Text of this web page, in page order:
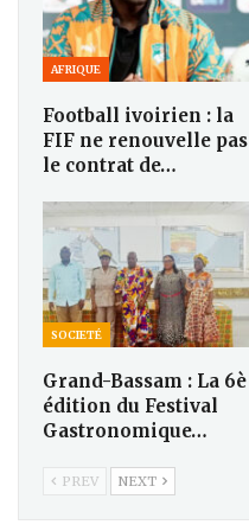
AFRIQUE
Football ivoirien : la
FIF ne renouvelle pas
le contrat de…
SOCIETÉ
Grand-Bassam : La 6è
édition du Festival
Gastronomique…
PREV NEXT